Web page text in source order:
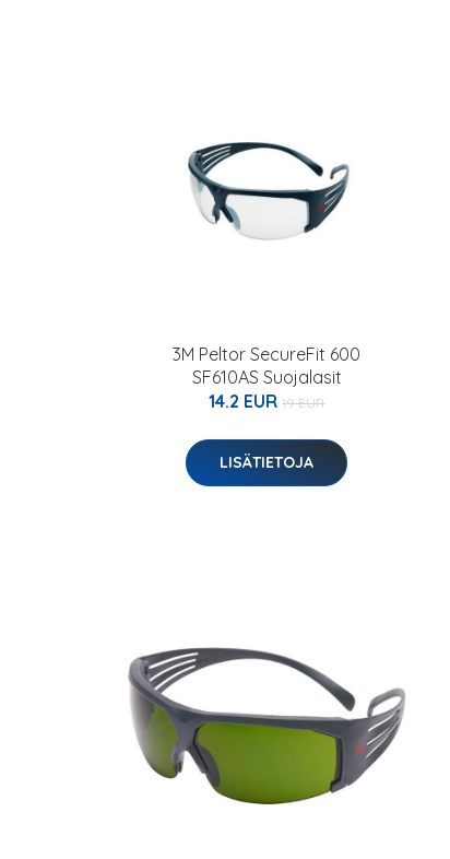
3M Peltor SecureFit 600
SF610AS Suojalasit
14.2 EUR19 EUR
LISÄTIETOJA